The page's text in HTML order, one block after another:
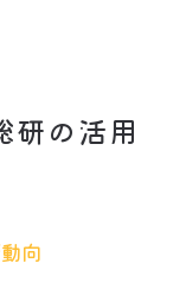
研の活用
向